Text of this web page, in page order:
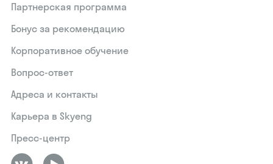
Партнерская программа
Бонус за рекомендацию
Корпоративное обучение
Вопрос-ответ
Адреса и контакты
Карьера в Skyeng
Пресс-центр